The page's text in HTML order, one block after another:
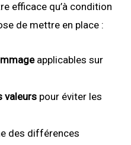
efficace qu’à condition
de mettre en place :
applicables sur
valeurspour éviter les
des différences